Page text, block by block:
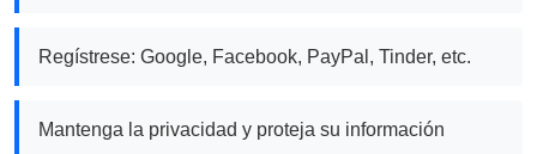
Regístrese: Google, Facebook, PayPal, Tinder, etc.
Mantenga la privacidad y proteja su información